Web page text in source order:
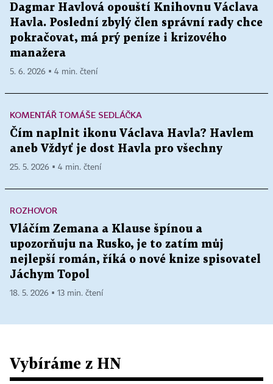
Dagmar Havlová opouští Knihovnu Václava
Havla. Poslední zbylý člen správní rady chce
pokračovat, má prý peníze i krizového
manažera
5. 6. 2026 ▪ 4 min. čtení
KOMENTÁŘ TOMÁŠE SEDLÁČKA
Čím naplnit ikonu Václava Havla? Havlem
aneb Vždyť je dost Havla pro všechny
25. 5. 2026 ▪ 4 min. čtení
ROZHOVOR
Vláčím Zemana a Klause špínou a
upozorňuju na Rusko, je to zatím můj
nejlepší román, říká o nové knize spisovatel
Jáchym Topol
18. 5. 2026 ▪ 13 min. čtení
Vybíráme z HN